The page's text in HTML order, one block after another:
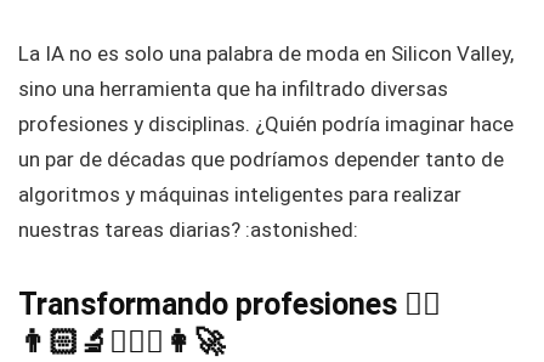
La IA no es solo una palabra de moda en Silicon Valley,
sino una herramienta que ha infiltrado diversas
profesiones y disciplinas. ¿Quién podría imaginar hace
un par de décadas que podríamos depender tanto de
algoritmos y máquinas inteligentes para realizar
nuestras tareas diarias? :astonished:
Transformando profesiones 🧑‍⚕️
👨🏻‍🔬👨🏻‍⚖️👩‍🚀